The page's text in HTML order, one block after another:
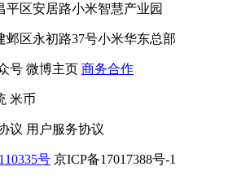
平区安居路小米智慧产业园
邺区永初路37号小米华东总部
号 微博主页 商务合作
米币
议 用户服务协议
号 京ICP备17017388号-1